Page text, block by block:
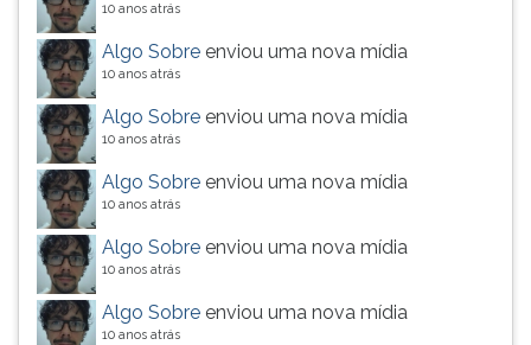
10 anos atrás
Algo Sobre enviou uma nova mídia
10 anos atrás
Algo Sobre enviou uma nova mídia
10 anos atrás
Algo Sobre enviou uma nova mídia
10 anos atrás
Algo Sobre enviou uma nova mídia
10 anos atrás
Algo Sobre enviou uma nova mídia
10 anos atrás